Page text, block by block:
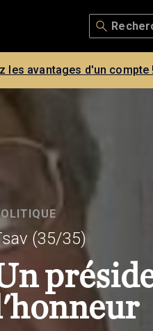
les avantages d'un compte !
(35/35)